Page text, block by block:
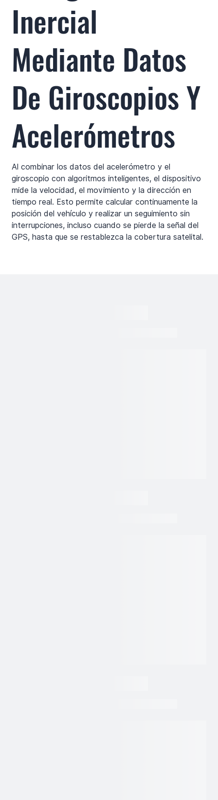
Inercial
Mediante Datos
De Giroscopios Y
Acelerómetros
Al combinar los datos del acelerómetro y el
giroscopio con algoritmos inteligentes, el dispositivo
mide la velocidad, el movimiento y la dirección en
tiempo real. Esto permite calcular continuamente la
posición del vehículo y realizar un seguimiento sin
interrupciones, incluso cuando se pierde la señal del
GPS, hasta que se restablezca la cobertura satelital.